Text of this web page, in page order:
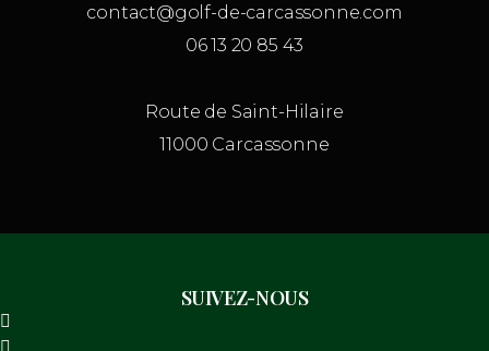
contact@golf-de-carcassonne.com
06 13 20 85 43
Route de Saint-Hilaire
11000 Carcassonne
SUIVEZ-NOUS